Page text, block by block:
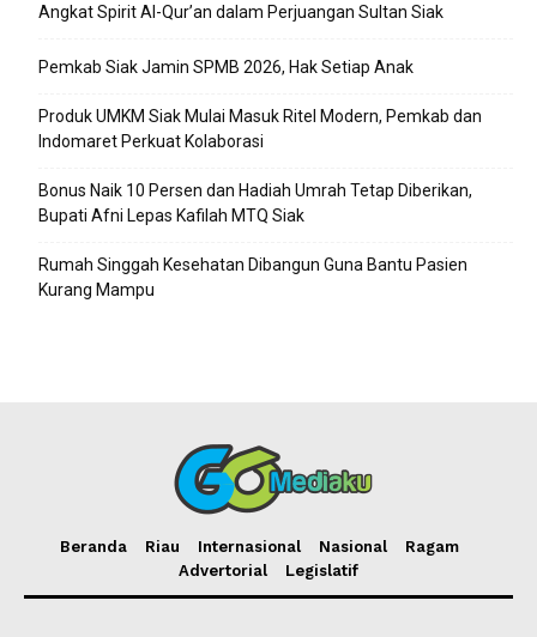
Angkat Spirit Al-Qur’an dalam Perjuangan Sultan Siak
Pemkab Siak Jamin SPMB 2026, Hak Setiap Anak
Produk UMKM Siak Mulai Masuk Ritel Modern, Pemkab dan
Indomaret Perkuat Kolaborasi
Bonus Naik 10 Persen dan Hadiah Umrah Tetap Diberikan,
Bupati Afni Lepas Kafilah MTQ Siak
Rumah Singgah Kesehatan Dibangun Guna Bantu Pasien
Kurang Mampu
Beranda Riau Internasional Nasional
Ragam
Advertorial
Legislatif